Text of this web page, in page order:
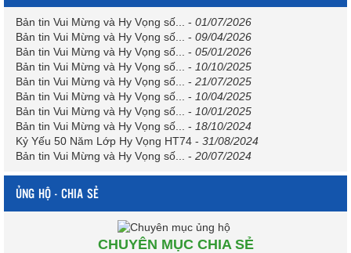
Bản tin Vui Mừng và Hy Vọng số... - 01/07/2026
Bản tin Vui Mừng và Hy Vọng số...
- 09/04/2026
Bản tin Vui Mừng và Hy Vọng số...
- 05/01/2026
Bản tin Vui Mừng và Hy Vọng số...
- 10/10/2025
Bản tin Vui Mừng và Hy Vọng số...
- 21/07/2025
Bản tin Vui Mừng và Hy Vọng số...
- 10/04/2025
Bản tin Vui Mừng và Hy Vọng số...
- 10/01/2025
Bản tin Vui Mừng và Hy Vọng số...
- 18/10/2024
Kỷ Yếu 50 Năm Lớp Hy Vọng HT74 - 31/08/2024
Bản tin Vui Mừng và Hy Vọng số...
- 20/07/2024
ỦNG HỘ - CHIA SẺ
CHUYÊN MỤC CHIA SẺ